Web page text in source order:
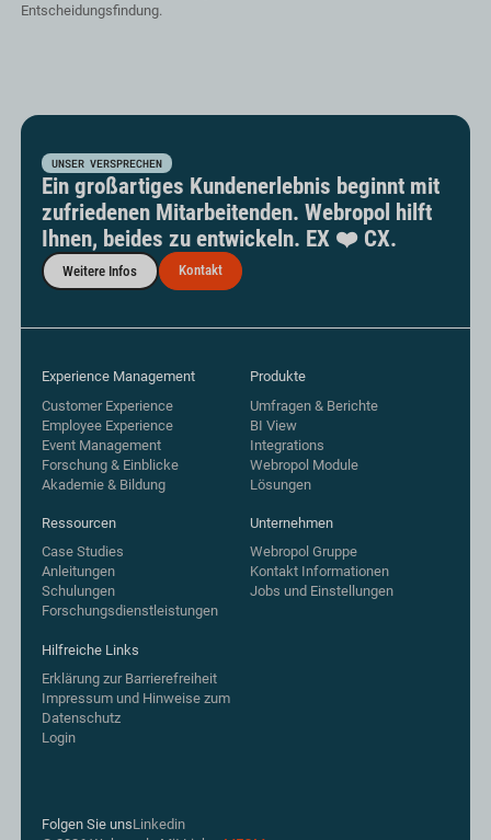
Entscheidungsfindung.
UNSER VERSPRECHEN
Ein großartiges Kundenerlebnis beginnt mit
zufriedenen Mitarbeitenden. Webropol hilft
Ihnen, beides zu entwickeln. EX ❤️ CX.
Weitere Infos Kontakt
Experience Management
Customer Experience
Employee Experience
Event Management
Forschung & Einblicke
Akademie & Bildung
Produkte
Umfragen & Berichte
BI View
Integrations
Webropol Module
Lösungen
Ressourcen
Case Studies
Anleitungen
Schulungen
Forschungsdienstleistungen
Unternehmen
Webropol Gruppe
Kontakt Informationen
Jobs und Einstellungen
Hilfreiche Links
Erklärung zur Barrierefreiheit
Impressum und Hinweise zum
Datenschutz
Login
Folgen Sie unsLinkedin